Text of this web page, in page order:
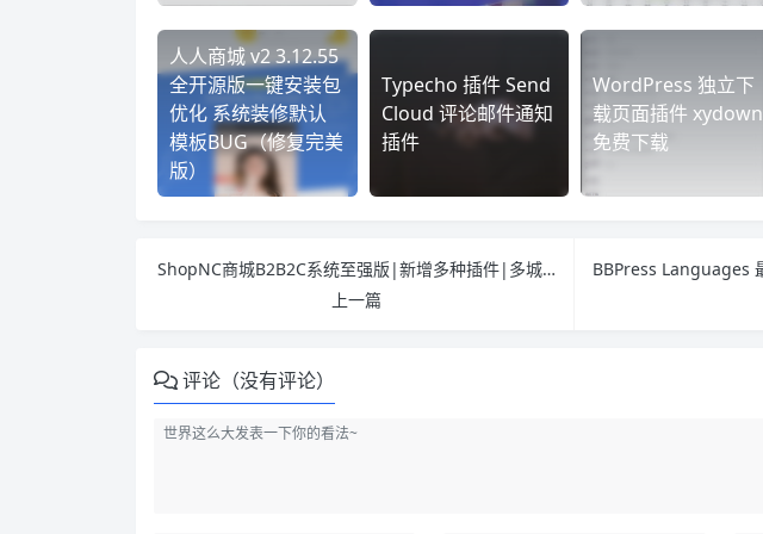
人人商城 v2 3.12.55
全开源版一键安装包
优化 系统装修默认
模板BUG（修复完美
版）
Typecho 插件 Send
Cloud 评论邮件通知
插件
WordPress 独立下
载页面插件 xydown
免费下载
ShopNC商城B2B2C系统至强版|新增多种插件|多城市分站|短信验证|微信支付|采集
上一篇
评论（没有评论）